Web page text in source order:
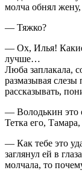
молча обнял
— Тяжко?
— Ох, Илья!
лучше…
Люба заплакала,
размазывая
рассказывать,
— Володькин это
Тетка его,
— Как тебе это
заглянул ей в
молчала, то